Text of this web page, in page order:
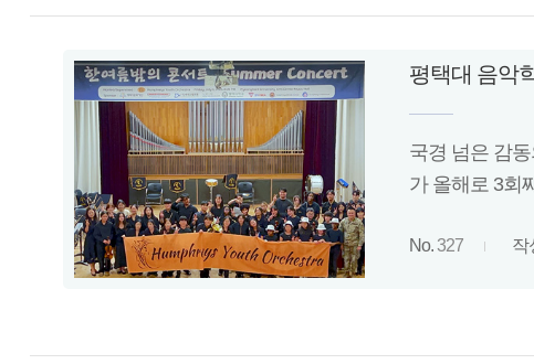
평택대 음악
국경 넘은 감
가 올해로 3회
No.327 작